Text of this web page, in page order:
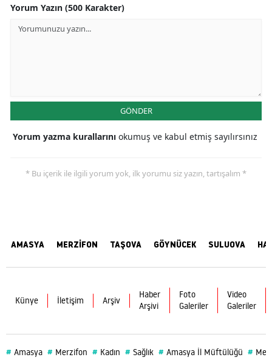
Yorum Yazın (500 Karakter)
GÖNDER
Yorum yazma kurallarını okumuş ve kabul etmiş sayılırsınız
* Bu içerik ile ilgili yorum yok, ilk yorumu siz yazın, tartışalım *
AMASYA MERZİFON TAŞOVA GÖYNÜCEK SULUOVA
Künye İletişim Arşiv
Haber
Arşivi
Foto
Galeriler
Video
Galeriler
# Amasya # Merzifon # Kadın # Sağlık # Amasya İl Müftülüğü #